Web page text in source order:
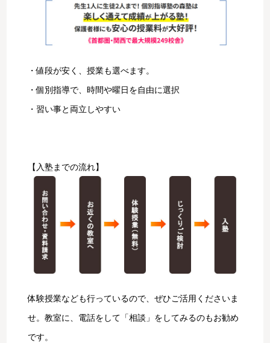
・値段が安く、授業も選べます。
・個別指導で、時間や曜日を自由に選択
・習い事と両立しやすい
【入塾までの流れ】
体験授業なども行っているので、ぜひご活用くださいま
せ。教室に、電話をして「相談」をしてみるのもお勧め
です。